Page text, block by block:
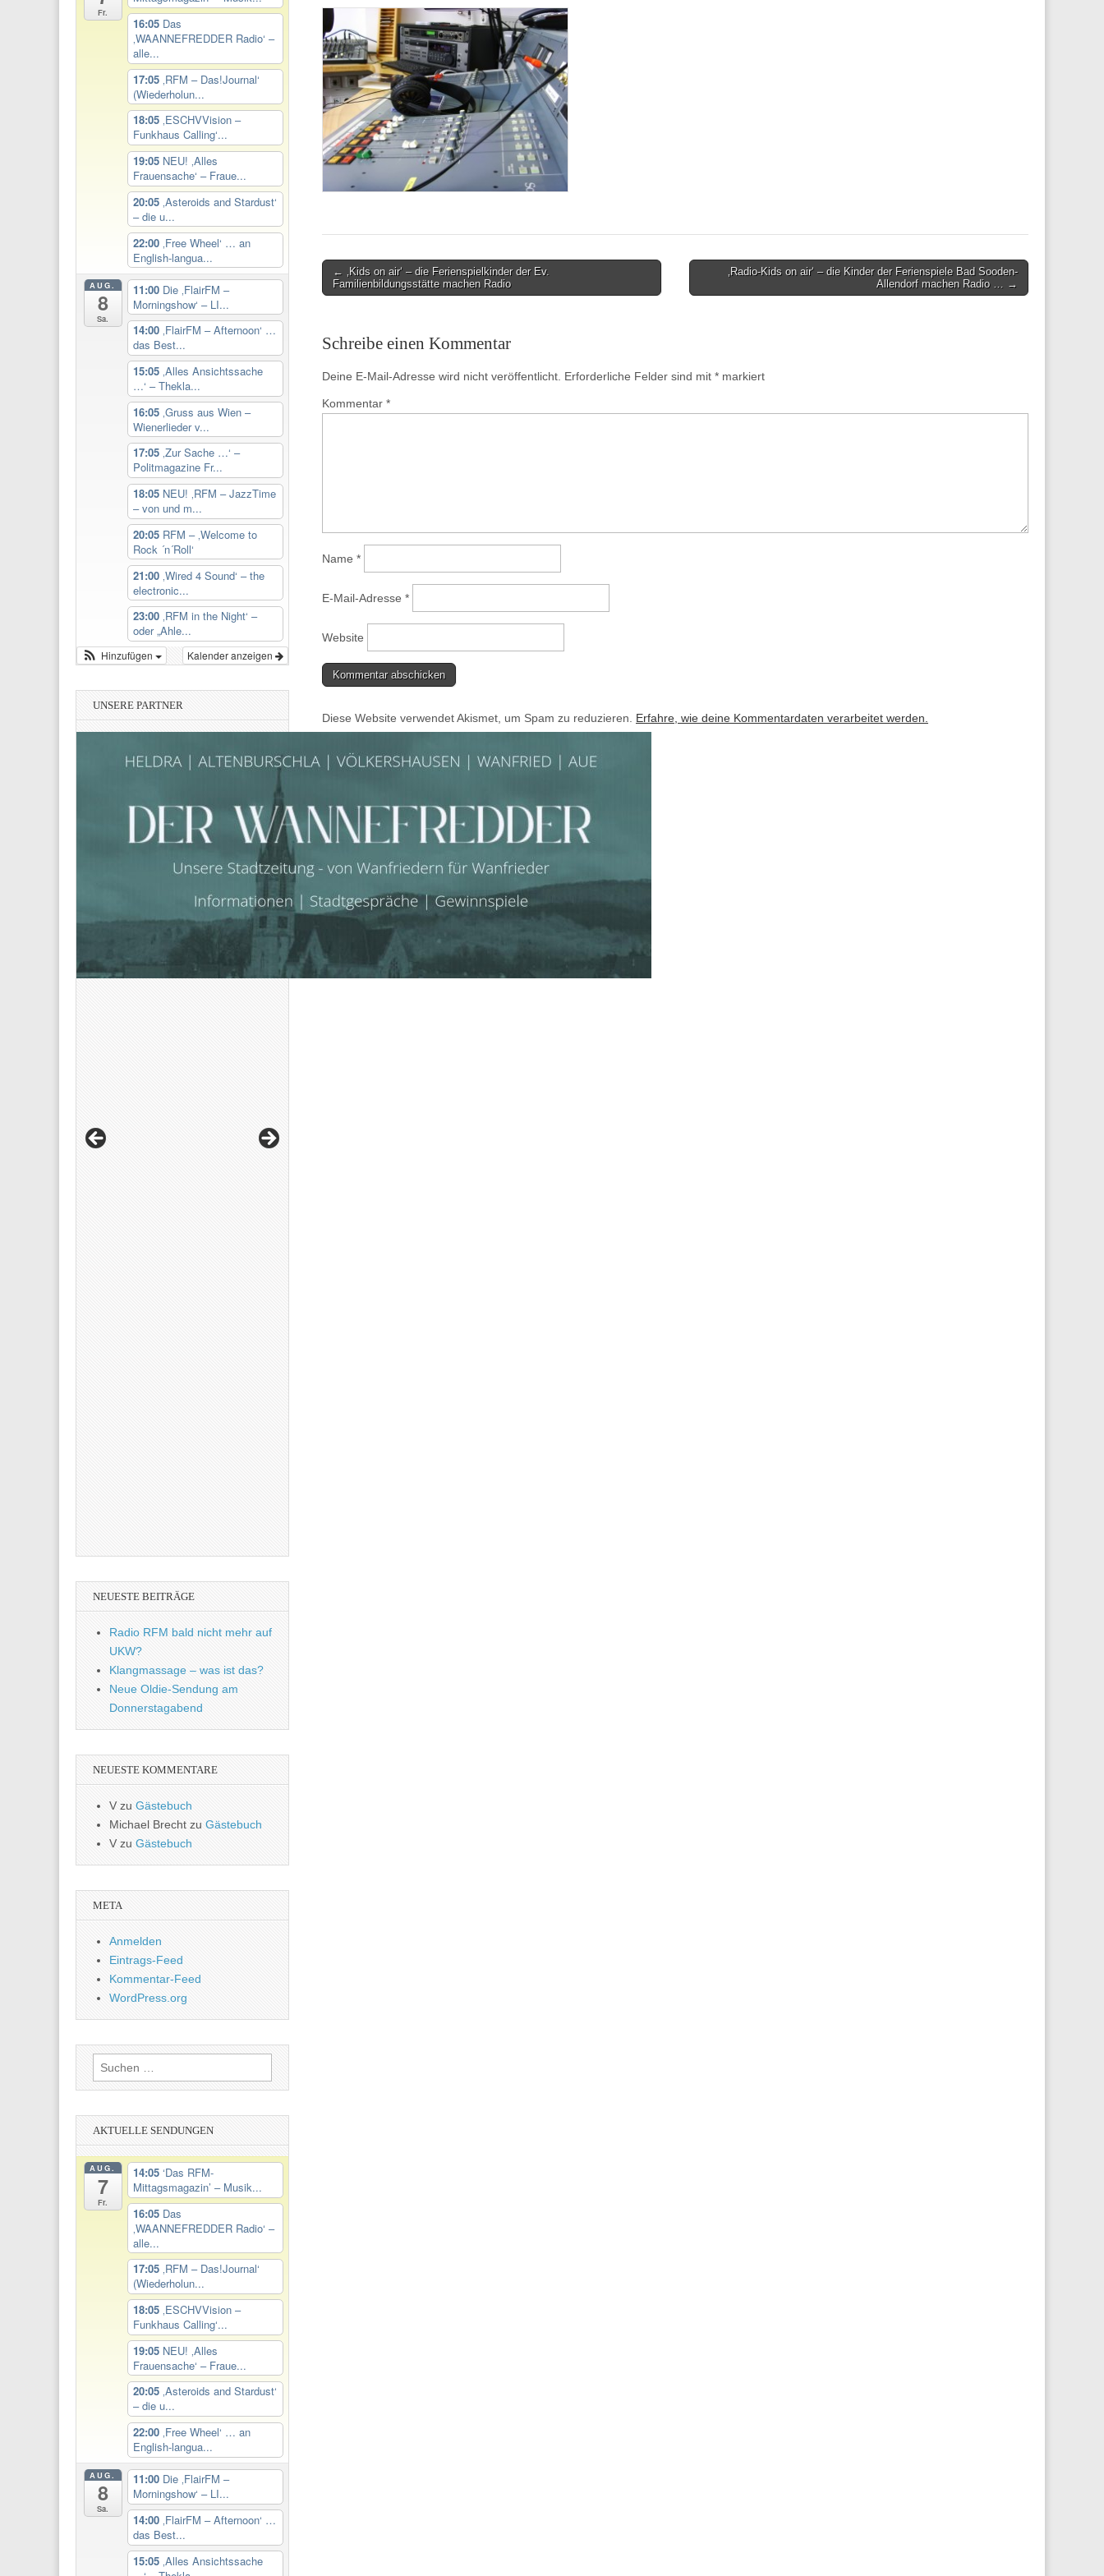
Post
navigation
← ‚Kids on air‘ – die Ferienspielkinder der Ev.
Familienbildungsstätte machen Radio
‚Radio-Kids on air‘ – die Kinder der Ferienspiele Bad Sooden-
Allendorf machen Radio … →
Schreibe einen Kommentar
Deine E-Mail-Adresse wird nicht veröffentlicht. Erforderliche Felder sind mit * markiert
Kommentar *
Name *
E-Mail-Adresse *
Website
Diese Website verwendet Akismet, um Spam zu reduzieren. Erfahre, wie deine Kommentardaten verarbeitet werden.
Fr.
16:05 Das
‚WAANNEFREDDER Radio‘ –
alle...
17:05 ‚RFM – Das!Journal‘
(Wiederholun...
18:05 ‚ESCHVVision –
Funkhaus Calling‘...
19:05 NEU! ‚Alles
Frauensache‘ – Fraue...
20:05 ‚Asteroids and Stardust‘
– die u...
22:00 ‚Free Wheel‘ … an
English-langua...
AUG.
8
Sa.
11:00 Die ‚FlairFM –
Morningshow‘ – LI...
14:00 ‚FlairFM – Afternoon‘ …
das Best...
15:05 ‚Alles Ansichtssache
…‘ – Thekla...
16:05 ‚Gruss aus Wien –
Wienerlieder v...
17:05 ‚Zur Sache …‘ –
Politmagazine Fr...
18:05 NEU! ‚RFM – JazzTime
– von und m...
20:05 RFM – ‚Welcome to
Rock ´n´Roll‘
21:00 ‚Wired 4 Sound‘ – the
electronic...
23:00 ‚RFM in the Night‘ –
oder „Ahle...
Kalender anzeigen
Hinzufügen
UNSERE PARTNER
NEUESTE BEITRÄGE
Radio RFM bald nicht mehr auf
UKW?
Klangmassage – was ist das?
Neue Oldie-Sendung am
Donnerstagabend
NEUESTE KOMMENTARE
V zu Gästebuch
Michael Brecht zu Gästebuch
Vzu Gästebuch
META
Anmelden
Eintrags-Feed
Kommentar-Feed
WordPress.org
Suchen
nach:
AKTUELLE SENDUNGEN
AUG.
7
Fr.
14:05 ‘Das RFM-
Mittagsmagazin’ – Musik...
16:05 Das
‚WAANNEFREDDER Radio‘ –
alle...
17:05 ‚RFM – Das!Journal‘
(Wiederholun...
18:05 ‚ESCHVVision –
Funkhaus Calling‘...
19:05 NEU! ‚Alles
Frauensache‘ – Fraue...
20:05 ‚Asteroids and Stardust‘
– die u...
22:00 ‚Free Wheel‘ … an
English-langua...
AUG.
8
Sa.
11:00 Die ‚FlairFM –
Morningshow‘ – LI...
14:00 ‚FlairFM – Afternoon‘ …
das Best...
15:05 ‚Alles Ansichtssache